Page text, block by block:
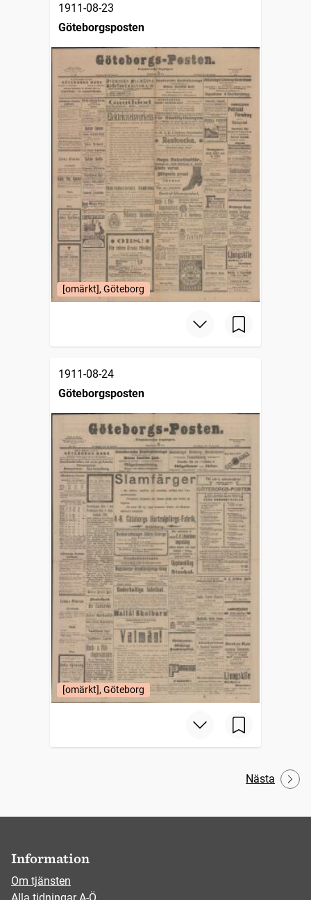
1911-08-23
Göteborgsposten
[omärkt], Göteborg
1911-08-24
Göteborgsposten
[omärkt], Göteborg
Nästa
Information
Om tjänsten